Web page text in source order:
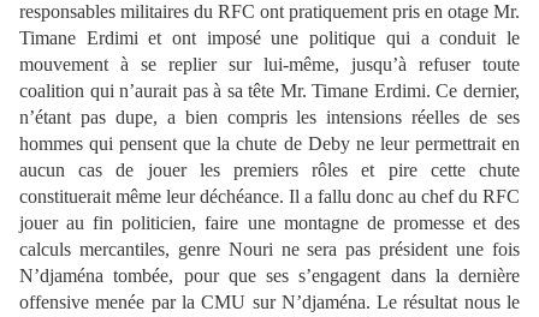
responsables militaires du RFC ont pratiquement pris en otage Mr.
Timane Erdimi et ont imposé une politique qui a conduit le
mouvement à se replier sur lui-même, jusqu’à refuser toute
coalition qui n’aurait pas à sa tête Mr. Timane Erdimi. Ce dernier,
n’étant pas dupe, a bien compris les intensions réelles de ses
hommes qui pensent que la chute de Deby ne leur permettrait en
aucun cas de jouer les premiers rôles et pire cette chute
constituerait même leur déchéance. Il a fallu donc au chef du RFC
jouer au fin politicien, faire une montagne de promesse et des
calculs mercantiles, genre Nouri ne sera pas président une fois
N’djaména tombée, pour que ses s’engagent dans la dernière
offensive menée par la CMU sur N’djaména. Le résultat nous le